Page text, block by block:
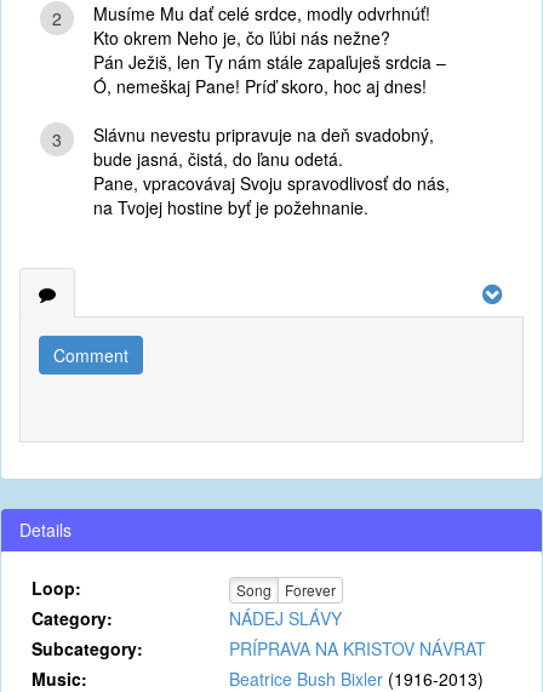
2
Musíme Mu dať celé srdce, modly odvrhnúť!
Kto okrem Neho je, čo ľúbi nás nežne?
Pán Ježiš, len Ty nám stále zapaľuješ srdcia –
Ó, nemeškaj Pane! Príď skoro, hoc aj dnes!
3
Slávnu nevestu pripravuje na deň svadobný,
bude jasná, čistá, do ľanu odetá.
Pane, vpracovávaj Svoju spravodlivosť do nás,
na Tvojej hostine byť je požehnanie.
Comment
Details
Loop: Song Forever
Category:
NÁDEJ SLÁVY
Subcategory:
PRÍPRAVA NA KRISTOV NÁVRAT
Music:
Beatrice Bush Bixler (1916-2013)